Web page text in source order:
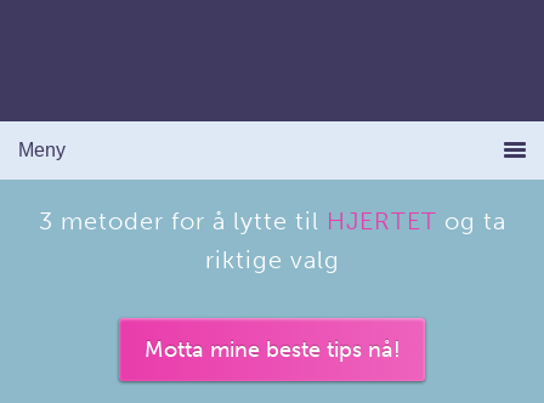
3 metoder for å lytte til HJERTET og ta
riktige valg
Motta mine beste tips nå!